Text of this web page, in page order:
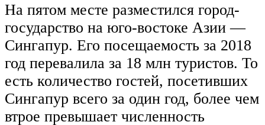
На пятом месте разместился город-
государство на юго-востоке Азии —
Сингапур. Его посещаемость за 2018
год перевалила за 18 млн туристов. То
есть количество гостей, посетивших
Сингапур всего за один год, более чем
втрое превышает численность